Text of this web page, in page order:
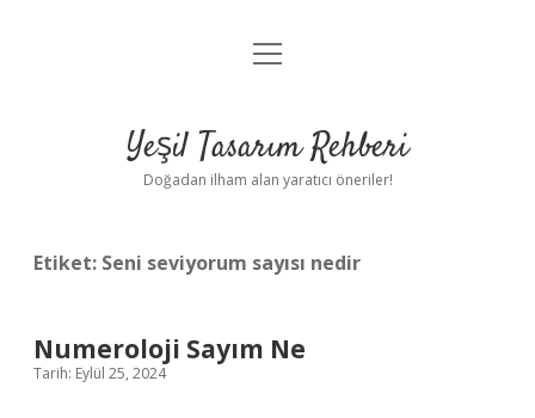
Anasayfa
Yasal Uyarı
menüyü
Yeşil Tasarım Rehberi
Doğadan ilham alan yaratıcı öneriler!
Etiket: Seni seviyorum sayısı nedir
Numeroloji Sayım Ne
Tarih: Eylül 25, 2024